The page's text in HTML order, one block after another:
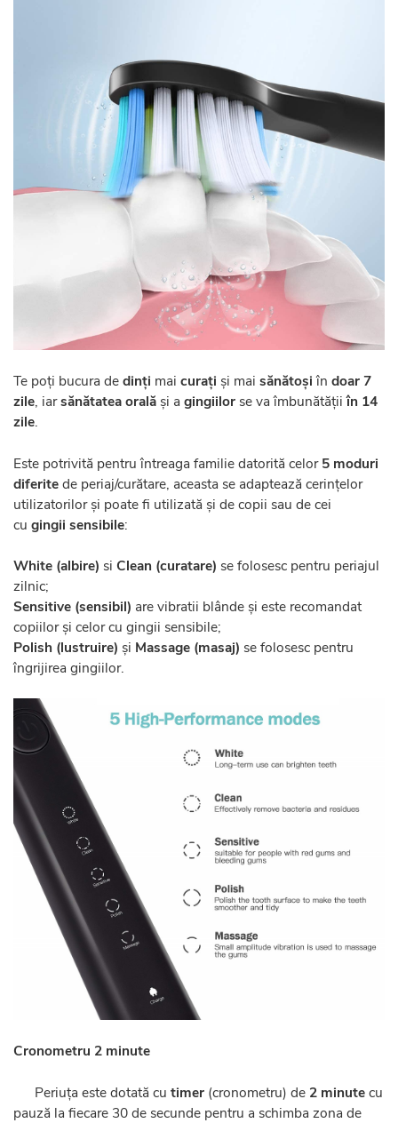
Te poți bucura dedinți mai curați și mai sănătoșiîn doar 7
zile, iarsănătatea orală și a gingiilor se va îmbunătățiiîn 14
zile.
Este potrivită pentru întreaga familie datorită celor5 moduri
diferitede periaj/curătare, aceasta se adaptează cerințelor
utilizatorilor și poate fi utilizată și de copii sau de cei
cu gingii sensibile:
White (albire) si Clean (curatare) se folosesc pentru periajul
zilnic;
Sensitive (sensibil) are vibratii blânde și este recomandat
copiilor și celor cu gingii sensibile;
Polish (lustruire) și Massage (masaj) se folosesc pentru
îngrijirea gingiilor.
Cronometru 2 minute
Periuța este dotată cu timer (cronometru) de 2 minutecu
pauză la fiecare 30 de secunde pentru a schimba zona de